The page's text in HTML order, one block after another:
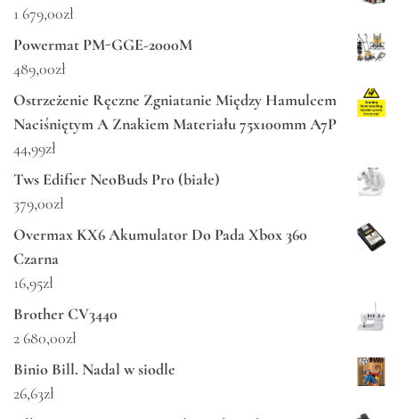
1 679,00zł
Powermat PM-GGE-2000M
489,00zł
Ostrzeżenie Ręczne Zgniatanie Między Hamulcem
Naciśniętym A Znakiem Materiału 75x100mm A7P
44,99zł
Tws Edifier NeoBuds Pro (białe)
379,00zł
Overmax KX6 Akumulator Do Pada Xbox 360
Czarna
16,95zł
Brother CV3440
2 680,00zł
Binio Bill. Nadal w siodle
26,63zł